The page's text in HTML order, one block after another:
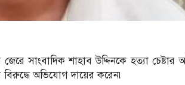
সাংবাদিক শাহাব উদ্দিনকে হত্যা
অভিযোগ দায়ের করেন৷